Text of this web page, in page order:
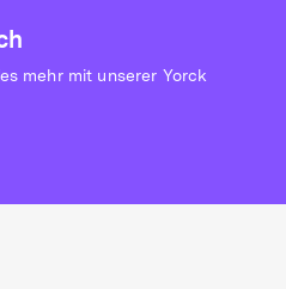
mehr mit unserer Yorck